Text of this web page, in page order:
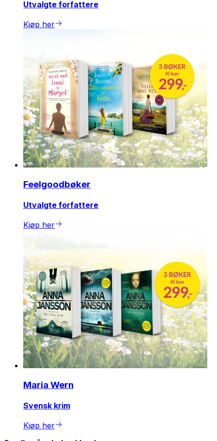
Utvalgte forfattere
Kjøp her
Feelgoodbøker
Utvalgte forfattere
Kjøp her
Maria Wern
Svensk krim
Kjøp her